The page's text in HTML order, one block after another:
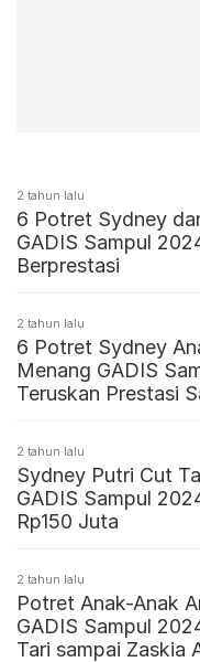
2 tahun lalu
6 Potret Sydney
GADIS Sampul
Berprestasi
2 tahun lalu
6 Potret Sydney
Menang GADIS
Teruskan Prestasi
2 tahun lalu
Sydney Putri Cut
GADIS Sampul
Rp150 Juta
2 tahun lalu
Potret Anak-Anak
GADIS Sampul
Tari sampai Zaskia